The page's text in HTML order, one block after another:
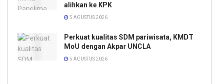
alihkan ke KPK
5 AGUSTUS 2026
Perkuat kualitas SDM pariwisata, KMDT
MoU dengan Akpar UNCLA
5 AGUSTUS 2026